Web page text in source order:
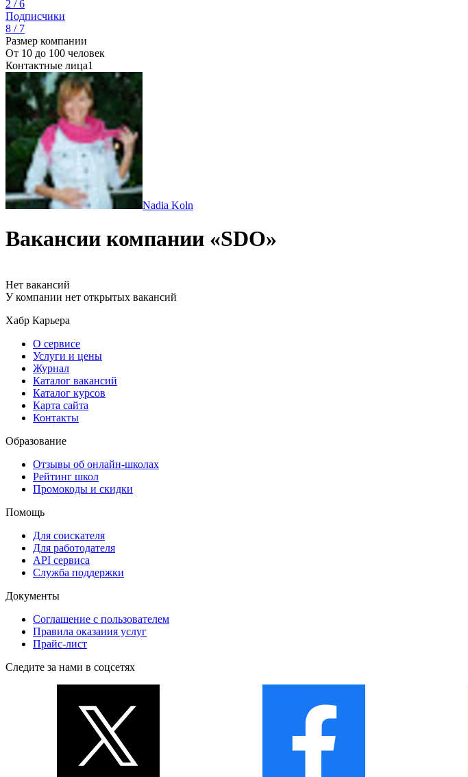
2 / 6
Подписчики
8 / 7
Размер компании
От 10 до 100 человек
Контактные лица1
Nadia Koln
Вакансии компании «SDO»
Нет вакансий
У компании нет открытых вакансий
Хабр Карьера
О сервисе
Услуги и цены
Журнал
Каталог вакансий
Каталог курсов
Карта сайта
Контакты
Образование
Отзывы об онлайн-школах
Рейтинг школ
Промокоды и скидки
Помощь
Для соискателя
Для работодателя
API сервиса
Служба поддержки
Документы
Соглашение с пользователем
Правила оказания услуг
Прайс-лист
Следите за нами в соцсетях